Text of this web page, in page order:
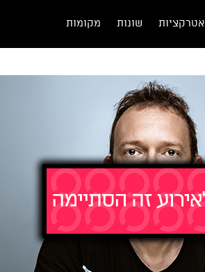
אטרקציות שונות מקומות